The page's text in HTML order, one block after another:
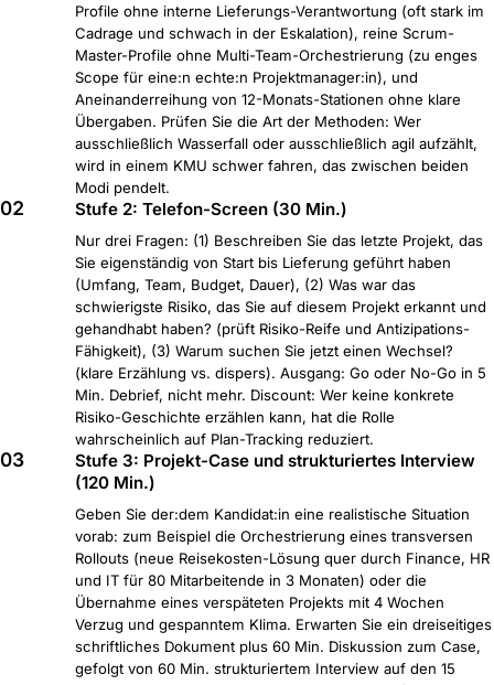
Profile ohne interne Lieferungs-Verantwortung (oft stark im
Cadrage und schwach in der Eskalation), reine Scrum-
Master-Profile ohne Multi-Team-Orchestrierung (zu enges
Scope für eine:n echte:n Projektmanager:in), und
Aneinanderreihung von 12-Monats-Stationen ohne klare
Übergaben. Prüfen Sie die Art der Methoden: Wer
ausschließlich Wasserfall oder ausschließlich agil aufzählt,
wird in einem KMU schwer fahren, das zwischen beiden
Modi pendelt.
02 Stufe 2: Telefon-Screen (30 Min.)
Nur drei Fragen: (1) Beschreiben Sie das letzte Projekt, das
Sie eigenständig von Start bis Lieferung geführt haben
(Umfang, Team, Budget, Dauer), (2) Was war das
schwierigste Risiko, das Sie auf diesem Projekt erkannt und
gehandhabt haben? (prüft Risiko-Reife und Antizipations-
Fähigkeit), (3) Warum suchen Sie jetzt einen Wechsel?
(klare Erzählung vs. dispers). Ausgang: Go oder No-Go in 5
Min. Debrief, nicht mehr. Discount: Wer keine konkrete
Risiko-Geschichte erzählen kann, hat die Rolle
wahrscheinlich auf Plan-Tracking reduziert.
03
Stufe 3: Projekt-Case und strukturiertes Interview
(120 Min.)
Geben Sie der:dem Kandidat:in eine realistische Situation
vorab: zum Beispiel die Orchestrierung eines transversen
Rollouts (neue Reisekosten-Lösung quer durch Finance, HR
und IT für 80 Mitarbeitende in 3 Monaten) oder die
Übernahme eines verspäteten Projekts mit 4 Wochen
Verzug und gespanntem Klima. Erwarten Sie ein dreiseitiges
schriftliches Dokument plus 60 Min. Diskussion zum Case,
gefolgt von 60 Min. strukturiertem Interview auf den 15